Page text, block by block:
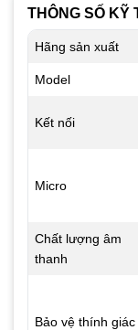
THÔNG SỐ KỸ
Hãng sản xuất
Model
Kết nối
Micro
Chất lượng âm
thanh
Bảo vệ thính giác